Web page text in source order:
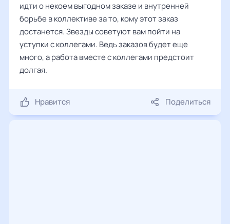
идти о некоем выгодном заказе и внутренней
борьбе в коллективе за то, кому этот заказ
достанется. Звезды советуют вам пойти на
уступки с коллегами. Ведь заказов будет еще
много, а работа вместе с коллегами предстоит
долгая.
Нравится Поделиться